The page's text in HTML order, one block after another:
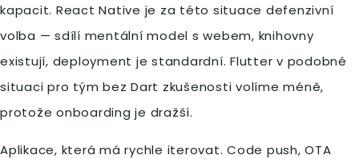
kapacit. React Native je za této situace defenzivní
volba — sdílí mentální model s webem, knihovny
existují, deployment je standardní. Flutter v podobné
situaci pro tým bez Dart zkušenosti volíme méně,
protože onboarding je dražší.
Aplikace, která má rychle iterovat. Code push, OTA